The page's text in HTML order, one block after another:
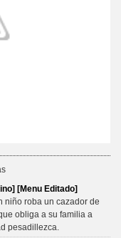
[Menu Editado]
niño roba un cazador de
obliga a su familia a
pesadillezca.